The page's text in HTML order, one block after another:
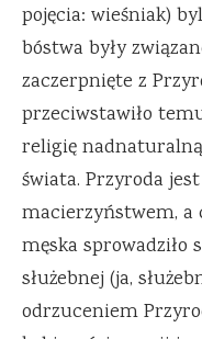
pojęcia: wieśniak)
bóstwa były
zaczerpnięte z
przeciwstawiło
religię
świata. Przyroda
macierzyństwem, a
męska sprowadziło
służebnej (ja,
odrzuceniem